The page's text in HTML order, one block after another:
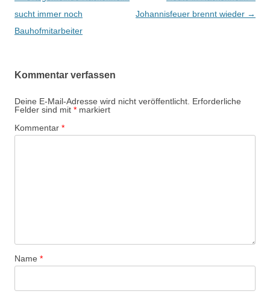
Navigation
sucht immer noch
Bauhofmitarbeiter
Johannisfeuer brennt wieder →
Kommentar verfassen
Deine E-Mail-Adresse wird nicht veröffentlicht. Erforderliche
Felder sind mit * markiert
Kommentar *
Name *